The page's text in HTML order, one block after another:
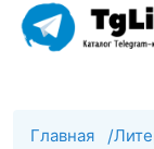
Главная /